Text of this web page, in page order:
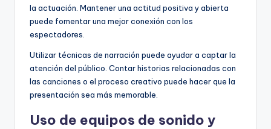
la actuación. Mantener una actitud positiva y abierta
puede fomentar una mejor conexión con los
espectadores.
Utilizar técnicas de narración puede ayudar a captar la
atención del público. Contar historias relacionadas con
las canciones o el proceso creativo puede hacer que la
presentación sea más memorable.
Uso de equipos de sonido y